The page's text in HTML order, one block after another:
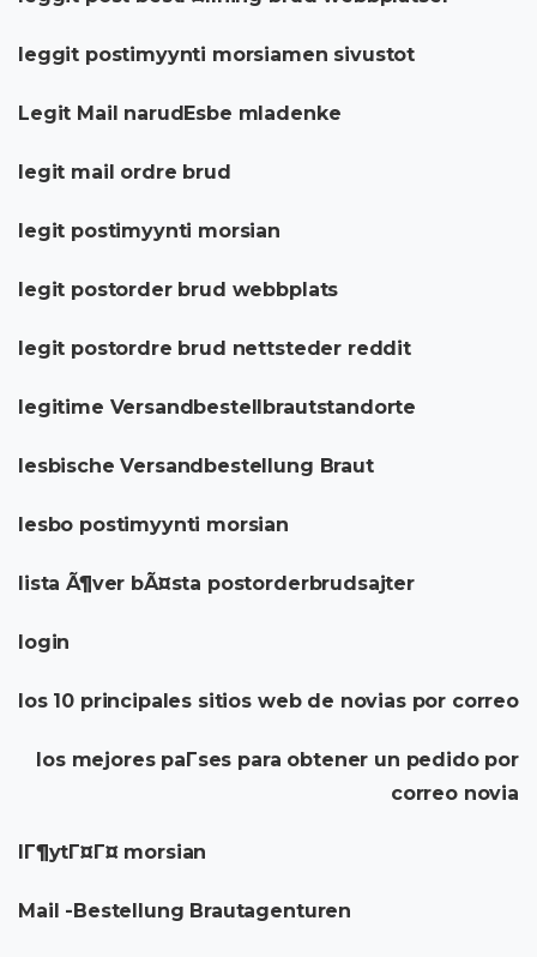
leggit postimyynti morsiamen sivustot
Legit Mail narudЕѕbe mladenke
legit mail ordre brud
legit postimyynti morsian
legit postorder brud webbplats
legit postordre brud nettsteder reddit
legitime Versandbestellbrautstandorte
lesbische Versandbestellung Braut
lesbo postimyynti morsian
lista Ã¶ver bÃ¤sta postorderbrudsajter
login
los 10 principales sitios web de novias por correo
los mejores paГ­ses para obtener un pedido por
correo novia
lГ¶ytГ¤Г¤ morsian
Mail -Bestellung Brautagenturen